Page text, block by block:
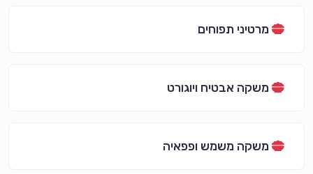
מרטיני תפוחים
משקה אבטיח ויוגורט
משקה משמש ופפאיה